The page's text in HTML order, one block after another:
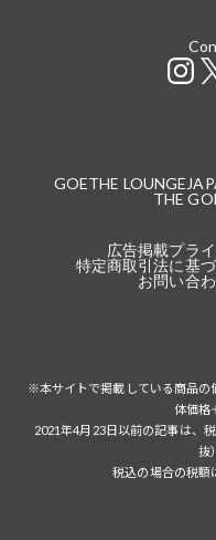
GOETHE LOUNGE
THE
広告掲載プラ
特定商取引法に基
お問い合
※本サイトで掲載している商品の
体価格
2021年4月23日以前の記事は、
抜
税込の場合の税額